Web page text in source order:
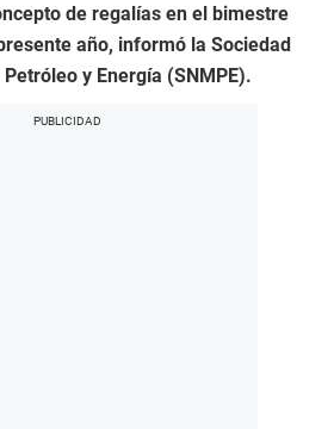
de regalías en el bimestre
año, informó la Sociedad
y Energía (SNMPE).